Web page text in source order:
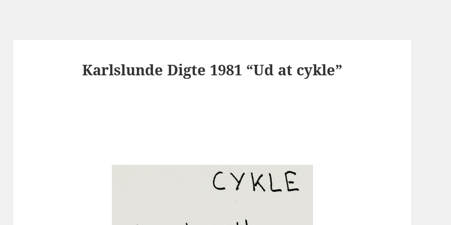
Karlslunde Digte 1981 “Ud at cykle”